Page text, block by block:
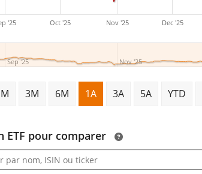
'25 Oct '25 Nov '25 Dec '25
Sep '25 Nov '25
3M 6M 1A 3A 5A YTD
ETF pour comparer